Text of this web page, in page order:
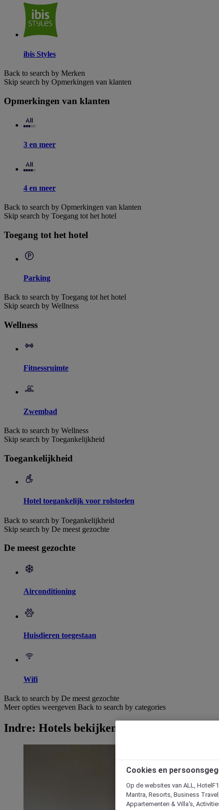
ibis Styles
Back to search by Merken
Skip search by Opmerkingen van klanten
Opmerkingen van klanten
3 en meer
4 en meer
Back to search by Opmerkingen van klanten
Skip search by Toegang tot het hotel
Toegang tot het hotel
Parking
Back to search by Toegang tot het hotel
Skip search by Wellness
Wellness
Fitnessruimte
Zwembad
Back to search by Wellness
Skip search by Toegankelijkheid
Toegankelijkheid
Hotel toegankelijk voor rolstoelen
Back to search by Toegankelijkheid
Skip search by De meest gezochte
De meest gezochte
Airconditioning
Huisdieren toegestaan
Wifi
Back to search by De meest gezochte
Meer opties weergeven Back to search by categories
Indre: Hotels bekijken
Cookies en
Op de websites van ALL,
Mantra, Resorts, Business
Appartementen & Villa's,